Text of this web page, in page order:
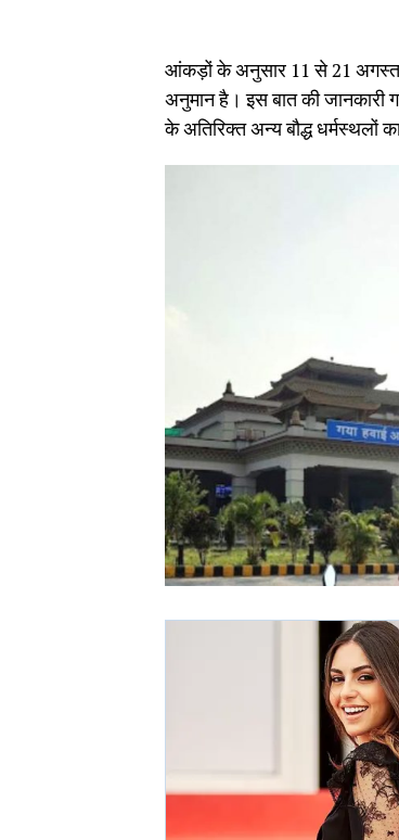
आंकड़ों के अनुसार 11 से 21 अगस्त
अनुमान है। इस बात की जानकारी
के अतिरिक्त अन्य बौद्ध धर्मस्थलों